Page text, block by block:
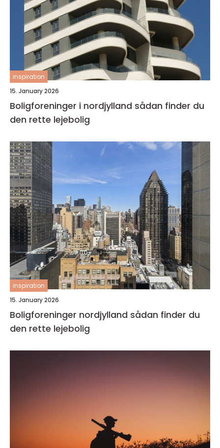
inspiration
15. January 2026
Boligforeninger i nordjylland sådan finder du
den rette lejebolig
inspiration
15. January 2026
Boligforeninger nordjylland sådan finder du
den rette lejebolig